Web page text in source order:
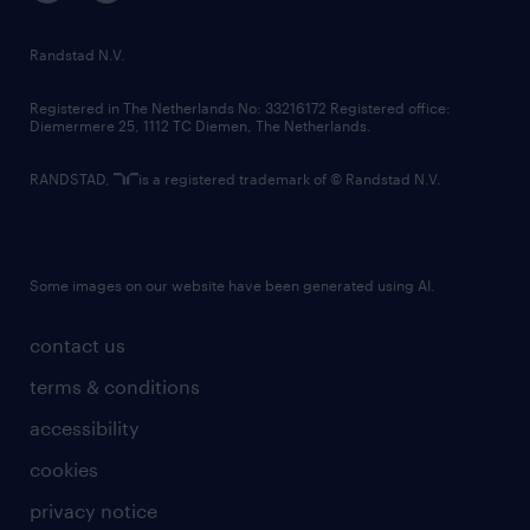
randstad innovation fund
country websites
contact us
terms & conditions
accessibility
cookies
privacy notice
Randstad N.V.
Registered in The Netherlands No: 33216172 Registered office:
Diemermere 25, 1112 TC Diemen, The Netherlands.
RANDSTAD, is a registered trademark of © Randstad N.V.
Some images on our website have been generated using AI.